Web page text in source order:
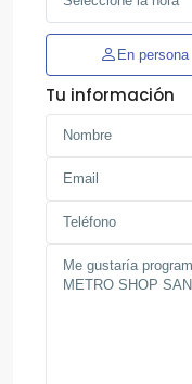
En persona
Tu información